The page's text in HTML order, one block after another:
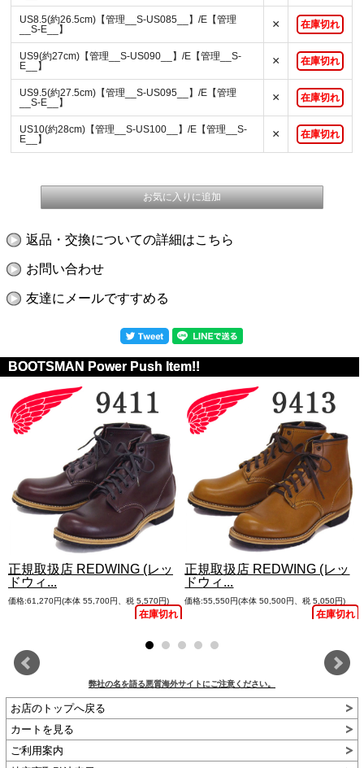
US8.5(約26.5cm)【管理__S-US085__】/E【管理
__S-E__】
× 在庫切れ
US9(約27cm)【管理__S-US090__】/E【管理__S-
E__】
× 在庫切れ
US9.5(約27.5cm)【管理__S-US095__】/E【管理
__S-E__】
× 在庫切れ
US10(約28cm)【管理__S-US100__】/E【管理__S-
E__】
× 在庫切れ
返品・交換についての詳細はこちら
お問い合わせ
友達にメールですすめる
BOOTSMAN Power Push Item!!
正規取扱店 REDWING (レッ
ドウィ...
価格:61,270円(本体 55,700円、税 5,570円)
在庫切れ
正規取扱店 REDWING (レッ
ドウィ...
価格:55,550円(本体 50,500円、税 5,050円)
在庫切れ
弊社の名を語る悪質海外サイトにご注意ください。
お店のトップへ戻る
カートを見る
ご利用案内